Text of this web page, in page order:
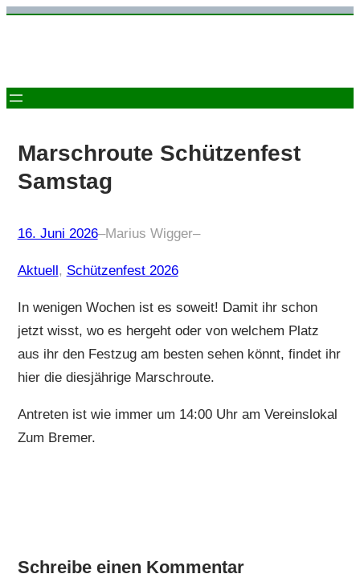
Zum
Marschroute Schützenfest
Samstag
16. Juni 2026–Marius Wigger–
Aktuell, Schützenfest 2026
In wenigen Wochen ist es soweit! Damit ihr schon
jetzt wisst, wo es hergeht oder von welchem Platz
aus ihr den Festzug am besten sehen könnt, findet ihr
hier die diesjährige Marschroute.
Antreten ist wie immer um 14:00 Uhr am Vereinslokal
Zum Bremer.
Schreibe einen Kommentar